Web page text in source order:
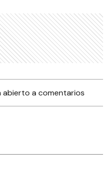
a comentarios